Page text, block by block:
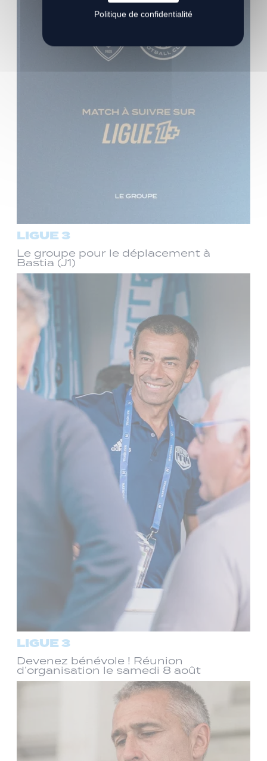
LIGUE 3
Le groupe pour le déplacement à
Bastia (J1)
LIGUE 3
Devenez bénévole ! Réunion
d’organisation le samedi 8 août
Politique de confidentialité